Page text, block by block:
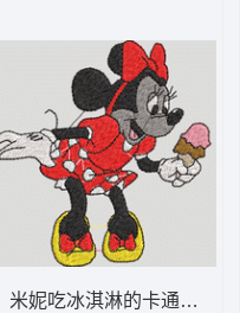
格式
米妮吃冰淇淋的卡通形象